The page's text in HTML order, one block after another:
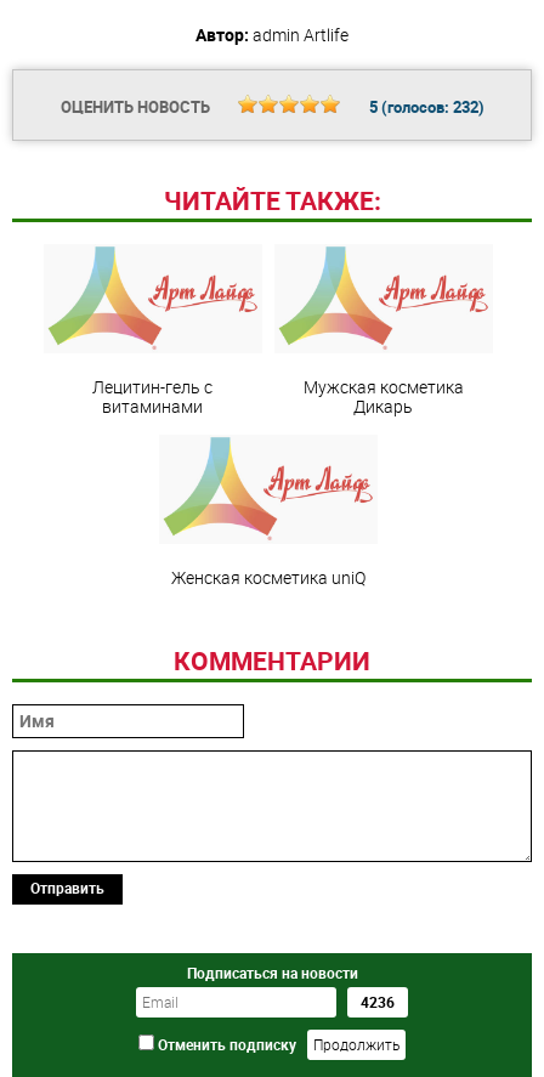
Автор: admin Artlife
ОЦЕНИТЬ НОВОСТЬ 5(голосов: 232)
ЧИТАЙТЕ ТАКЖЕ:
Лецитин-гель с
витаминами
Мужская косметика
Дикарь
Женская косметика uniQ
КОММЕНТАРИИ
Отправить
Подписаться на новости
Отменить подписку